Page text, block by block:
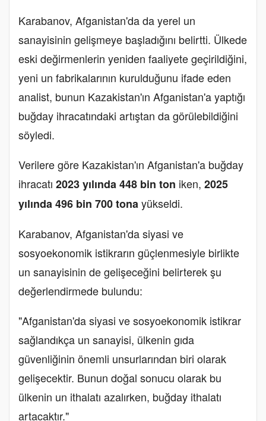
Karabanov, Afganistan'da da yerel un
sanayisinin gelişmeye başladığını belirtti. Ülkede
eski değirmenlerin yeniden faaliyete geçirildiğini,
yeni un fabrikalarının kurulduğunu ifade eden
analist, bunun Kazakistan'ın Afganistan'a yaptığı
buğday ihracatındaki artıştan da görülebildiğini
söyledi.
Verilere göre Kazakistan'ın Afganistan'a buğday
ihracatı 2023 yılında 448 bin ton iken, 2025
yılında 496 bin 700 tonayükseldi.
Karabanov, Afganistan'da siyasi ve
sosyoekonomik istikrarın güçlenmesiyle birlikte
un sanayisinin de gelişeceğini belirterek şu
değerlendirmede bulundu:
"Afganistan'da siyasi ve sosyoekonomik istikrar
sağlandıkça un sanayisi, ülkenin gıda
güvenliğinin önemli unsurlarından biri olarak
gelişecektir. Bunun doğal sonucu olarak bu
ülkenin un ithalatı azalırken, buğday ithalatı
artacaktır."